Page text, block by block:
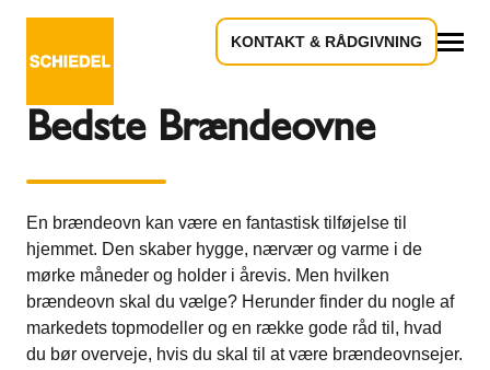
KONTAKT & RÅDGIVNING
Bedste Brændeovne
En brændeovn kan være en fantastisk tilføjelse til
hjemmet. Den skaber hygge, nærvær og varme i de
mørke måneder og holder i årevis. Men hvilken
brændeovn skal du vælge? Herunder finder du nogle af
markedets topmodeller og en række gode råd til, hvad
du bør overveje, hvis du skal til at være brændeovnsejer.